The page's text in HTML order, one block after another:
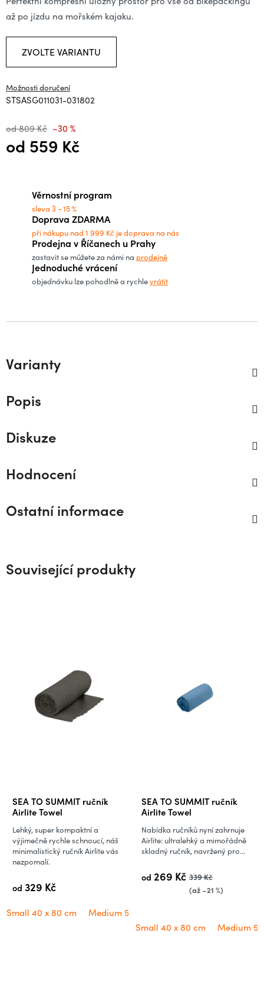
až po jízdu na mořském kajaku.
ZVOLTE VARIANTU
Možnosti doručení
STSASG011031-031802
od 809 Kč –30 %
od 559 Kč
Věrnostní program
sleva 3 - 15 %
Doprava ZDARMA
při nákupu nad 1 999 Kč je doprava na nás
Prodejna v Říčanech u Prahy
zastavit se můžete za námi na prodejně
Jednoduché vrácení
objednávku lze pohodlně a rychlevrátit
Varianty
Popis
Diskuze
Hodnocení
Ostatní informace
Související produkty
SEA TO SUMMIT ručník
Airlite Towel
od 329 Kč
Lehký, super kompaktní a
výjimečně rychle schnoucí, náš
minimalistický ručník Airlite vás
nezpomalí.
Small 40 x 80 cm Medium 50 x 100 cm
SEA TO SUMMIT ručník
Airlite Towel
od 269 Kč 339 Kč
(až –21 %)
Nabídka ručníků nyní zahrnuje
Airlite: ultralehký a mimořádně
skladný ručník, navržený pro...
Small 40 x 80 cm Medium